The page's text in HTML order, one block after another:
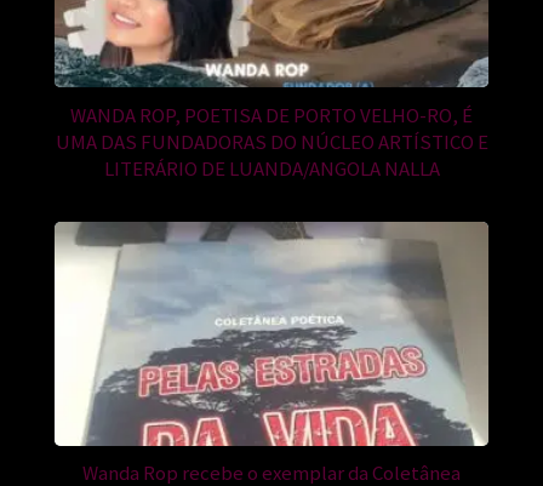
WANDA ROP, POETISA DE PORTO VELHO-RO, É
UMA DAS FUNDADORAS DO NÚCLEO ARTÍSTICO E
LITERÁRIO DE LUANDA/ANGOLA NALLA
Wanda Rop recebe o exemplar da Coletânea